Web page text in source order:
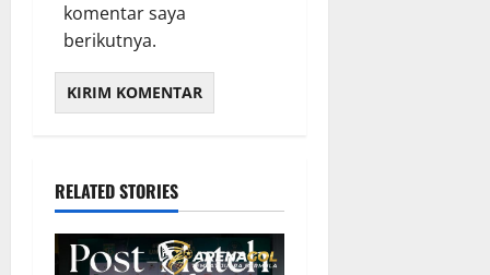
komentar saya
berikutnya.
RELATED STORIES